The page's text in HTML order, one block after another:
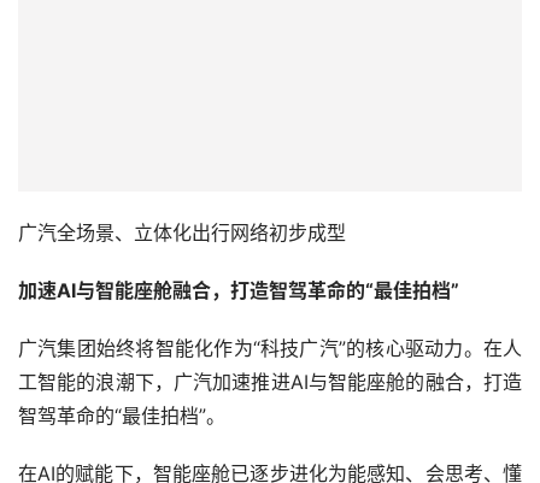
广汽全场景、立体化出行网络初步成型
加速AI与智能座舱融合，打造智驾革命的“最佳拍档”
广汽集团始终将智能化作为“科技广汽”的核心驱动力。在人
工智能的浪潮下，广汽加速推进AI与智能座舱的融合，打造
智驾革命的“最佳拍档”。
在AI的赋能下，智能座舱已逐步进化为能感知、会思考、懂